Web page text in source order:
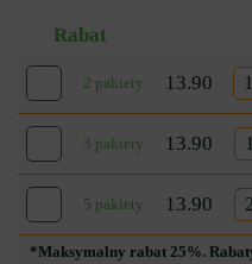
Rabat
2 pakiety 13.90
3 pakiety 13.90
5 pakiety 13.90
*Maksymalny rabat 25%.